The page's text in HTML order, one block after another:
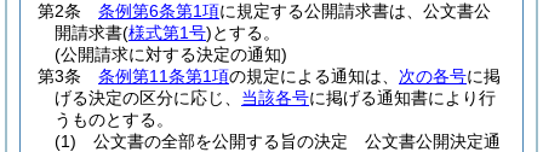
第2条
条例第6条第1項に規定する公開請求書は、公文書公
開請求書(様式第1号)とする。
(公開請求に対する決定の通知)
第3条
条例第11条第1項の規定による通知は、 次の各号に掲
げる決定の区分に応じ、 当該各号に掲げる通知書により行
うものとする。
(1)
公文書の全部を公開する旨の決定 公文書公開決定通